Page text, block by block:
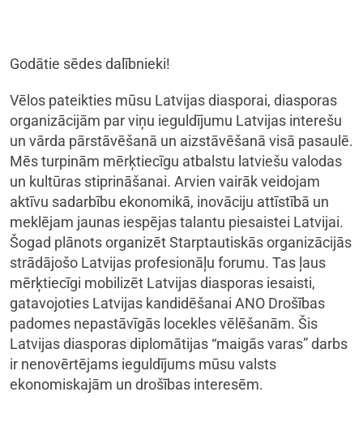
Godātie sēdes dalībnieki!
Vēlos pateikties mūsu Latvijas diasporai, diasporas
organizācijām par viņu ieguldījumu Latvijas interešu
un vārda pārstāvēšanā un aizstāvēšanā visā pasaulē.
Mēs turpinām mērķtiecīgu atbalstu latviešu valodas
un kultūras stiprināšanai. Arvien vairāk veidojam
aktīvu sadarbību ekonomikā, inovāciju attīstībā un
meklējam jaunas iespējas talantu piesaistei Latvijai.
Šogad plānots organizēt Starptautiskās organizācijās
strādājošo Latvijas profesionāļu forumu. Tas ļaus
mērķtiecīgi mobilizēt Latvijas diasporas iesaisti,
gatavojoties Latvijas kandidēšanai ANO Drošības
padomes nepastāvīgās locekles vēlēšanām. Šis
Latvijas diasporas diplomātijas “maigās varas” darbs
ir nenovērtējams ieguldījums mūsu valsts
ekonomiskajām un drošības interesēm.